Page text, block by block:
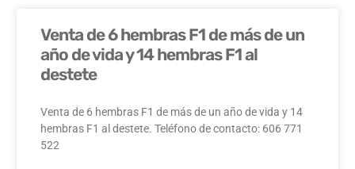
Venta de 6 hembras F1 de más de un
año de vida y 14 hembras F1 al
destete
Venta de 6 hembras F1 de más de un año de vida y 14
hembras F1 al destete. Teléfono de contacto: 606 771
522